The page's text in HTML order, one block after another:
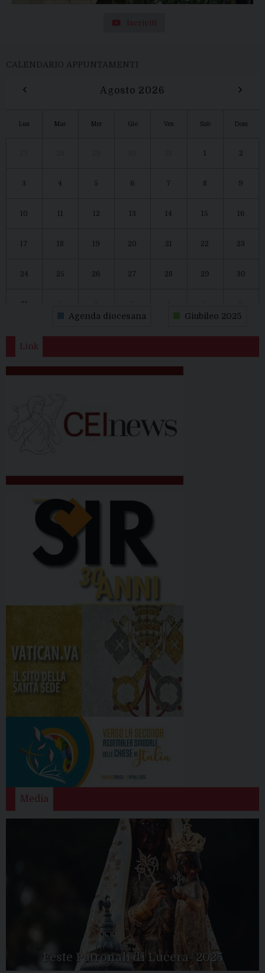
Iscriviti
CALENDARIO APPUNTAMENTI
‹ Agosto 2026 ›
Lun Mar Mer Gio Ven Sab Dom
2
3 4 5 6 7 8 9
10 12 13 14 15 16
17 18 19 20 21 22 23
24 25 26 27 28 29 30
31
Agenda diocesana Giubileo 2025
Link
Media
Feste Patronali di Lucera- 2025